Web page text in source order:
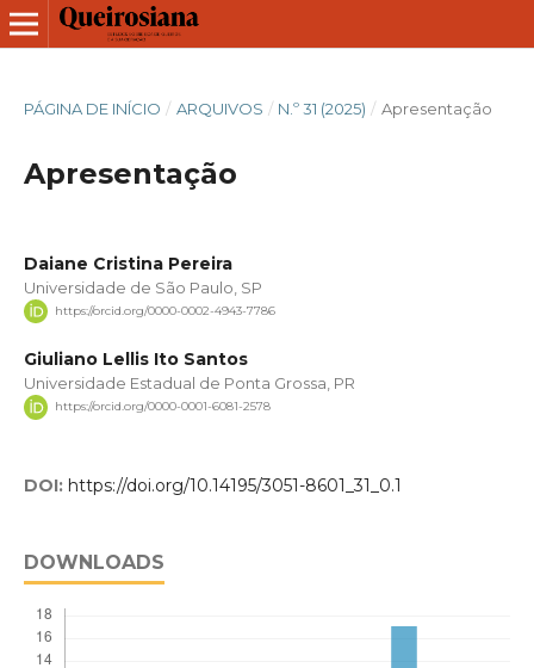
PÁGINA DE INÍCIO / ARQUIVOS / N.º 31 (2025) / Apresentação
Apresentação
Daiane Cristina Pereira
Universidade de São Paulo, SP
https://orcid.org/0000-0002-4943-7786
Giuliano Lellis Ito Santos
Universidade Estadual de Ponta Grossa, PR
https://orcid.org/0000-0001-6081-2578
DOI: https://doi.org/10.14195/3051-8601_31_0.1
DOWNLOADS